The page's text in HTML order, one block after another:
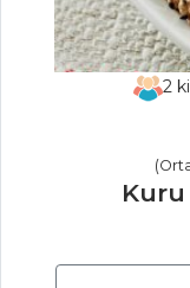
KUZU
KONAK
2